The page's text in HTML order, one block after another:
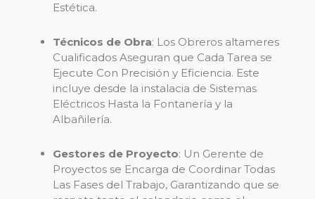
Estética.
Técnicos de Obra: Los Obreros altameres
Cualificados Aseguran que Cada Tarea se
Ejecute Con Precisión y Eficiencia. Este
incluye desde la instalacia de Sistemas
Eléctricos Hasta la Fontanería y la
Albañilería.
Gestores de Proyecto: Un Gerente de
Proyectos se Encarga de Coordinar Todas
Las Fases del Trabajo, Garantizando que se